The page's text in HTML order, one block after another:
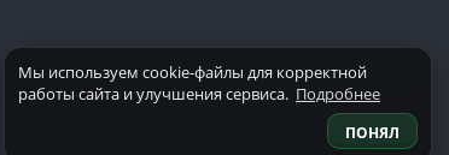
Мы используем cookie-файлы для корректной
работы сайта и улучшения сервиса. Подробнее
ПОНЯЛ